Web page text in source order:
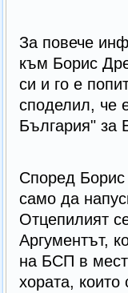
За повече
към Борис
си и го е
споделил, че
България" за
Според Борис
само да
Отцепилият
Аргументът,
на БСП в
хората, които